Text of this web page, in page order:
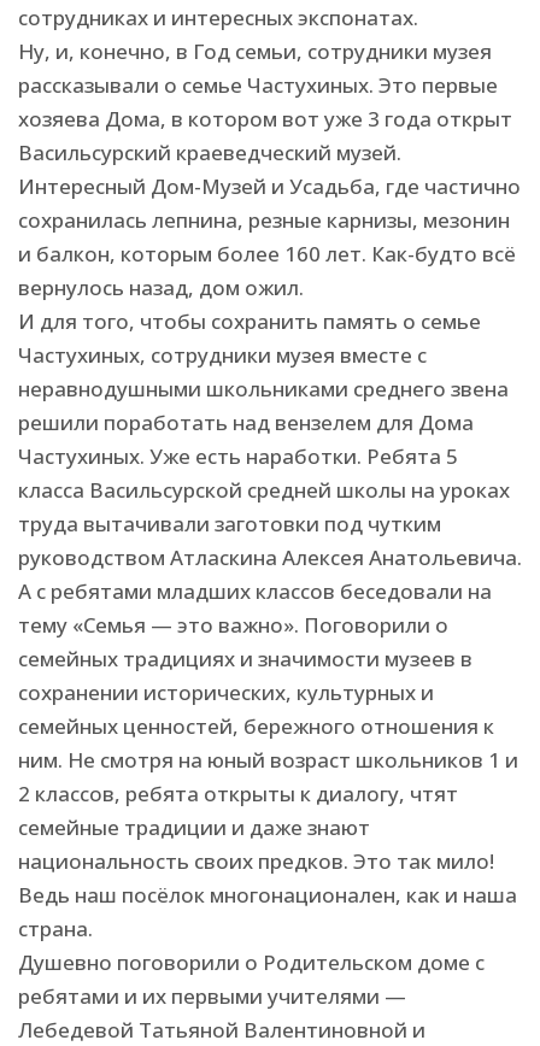
сотрудниках и интересных экспонатах.
Ну, и, конечно, в Год семьи, сотрудники музея
рассказывали о семье Частухиных. Это первые
хозяева Дома, в котором вот уже 3 года открыт
Васильсурский краеведческий музей.
Интересный Дом-Музей и Усадьба, где частично
сохранилась лепнина, резные карнизы, мезонин
и балкон, которым более 160 лет. Как-будто всё
вернулось назад, дом ожил.
И для того, чтобы сохранить память о семье
Частухиных, сотрудники музея вместе с
неравнодушными школьниками среднего звена
решили поработать над вензелем для Дома
Частухиных. Уже есть наработки. Ребята 5
класса Васильсурской средней школы на уроках
труда вытачивали заготовки под чутким
руководством Атласкина Алексея Анатольевича.
А с ребятами младших классов беседовали на
тему «Семья — это важно». Поговорили о
семейных традициях и значимости музеев в
сохранении исторических, культурных и
семейных ценностей, бережного отношения к
ним. Не смотря на юный возраст школьников 1 и
2 классов, ребята открыты к диалогу, чтят
семейные традиции и даже знают
национальность своих предков. Это так мило!
Ведь наш посёлок многонационален, как и наша
страна.
Душевно поговорили о Родительском доме с
ребятами и их первыми учителями —
Лебедевой Татьяной Валентиновной и